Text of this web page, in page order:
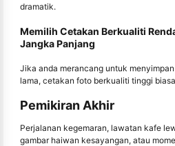
dramatik.
Memilih Cetakan Berkualiti
Jangka Panjang
Jika anda merancang untuk
lama, cetakan foto berkualiti tinggi
Pemikiran Akhir
Perjalanan kegemaran, lawatan kafe
gambar haiwan kesayangan, atau